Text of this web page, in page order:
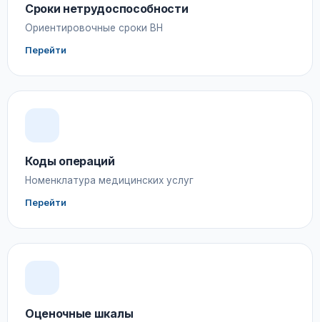
Сроки нетрудоспособности
Ориентировочные сроки ВН
Перейти
Коды операций
Номенклатура медицинских услуг
Перейти
Оценочные шкалы